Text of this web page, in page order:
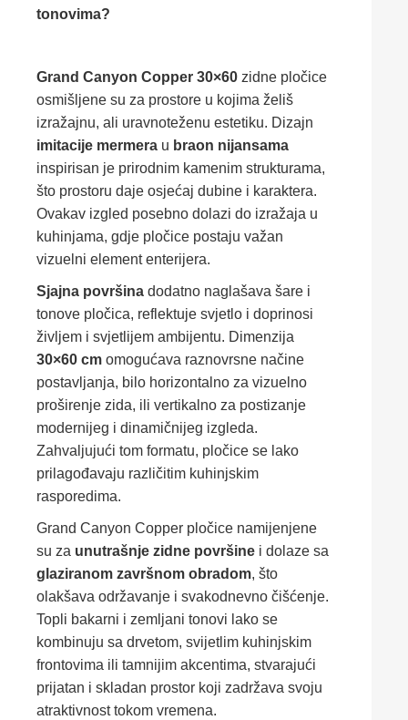
tonovima?
Grand Canyon Copper 30×60 zidne pločice
osmišljene su za prostore u kojima želiš
izražajnu, ali uravnoteženu estetiku. Dizajn
imitacije mermera u braon nijansama
inspirisan je prirodnim kamenim strukturama,
što prostoru daje osjećaj dubine i karaktera.
Ovakav izgled posebno dolazi do izražaja u
kuhinjama, gdje pločice postaju važan
vizuelni element enterijera.
Sjajna površina dodatno naglašava šare i
tonove pločica, reflektuje svjetlo i doprinosi
življem i svjetlijem ambijentu. Dimenzija
30×60 cm omogućava raznovrsne načine
postavljanja, bilo horizontalno za vizuelno
proširenje zida, ili vertikalno za postizanje
modernijeg i dinamičnijeg izgleda.
Zahvaljujući tom formatu, pločice se lako
prilagođavaju različitim kuhinjskim
rasporedima.
Grand Canyon Copper pločice namijenjene
su za unutrašnje zidne površine i dolaze sa
glaziranom završnom obradom, što
olakšava održavanje i svakodnevno čišćenje.
Topli bakarni i zemljani tonovi lako se
kombinuju sa drvetom, svijetlim kuhinjskim
frontovima ili tamnijim akcentima, stvarajući
prijatan i skladan prostor koji zadržava svoju
atraktivnost tokom vremena.